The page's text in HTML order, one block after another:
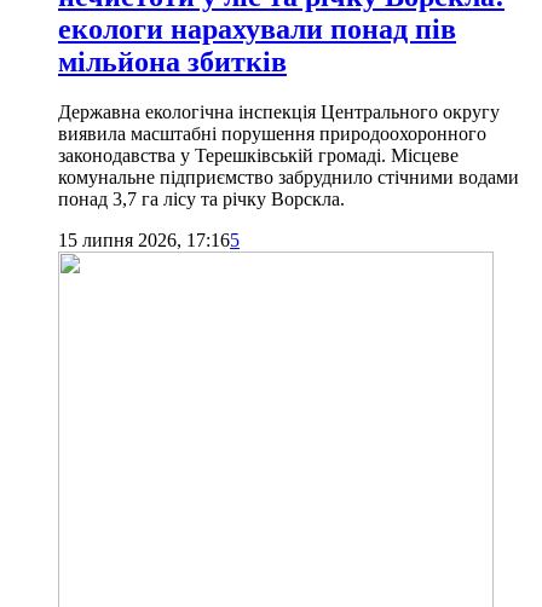
екологи нарахували понад пів
мільйона збитків
Державна екологічна інспекція Центрального округу
виявила масштабні порушення природоохоронного
законодавства у Терешківській громаді. Місцеве
комунальне підприємство забруднило стічними водами
понад 3,7 га лісу та річку Ворскла.
15 липня 2026, 17:165